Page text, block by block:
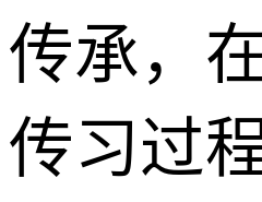
传承，
传习过